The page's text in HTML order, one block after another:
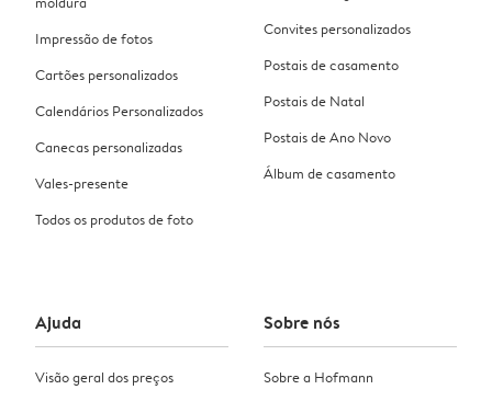
Impressão de fotos
Cartões personalizados
Calendários Personalizados
Canecas personalizadas
Vales-presente
Todos os produtos de foto
Convites personalizados
Postais de casamento
Postais de Natal
Postais de Ano Novo
Álbum de casamento
Ajuda
Visão geral dos preços
Sobre nós
Sobre a Hofmann